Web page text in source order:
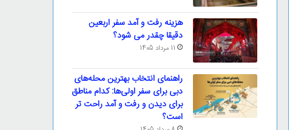
هزینه رفت و آمد سفر اربعین
دقیقا چقدر می شود؟
11 مرداد 1405
راهنمای انتخاب بهترین محله‌های
دبی برای سفر اولی‌ها: کدام مناطق
برای دیدن و رفت و آمد راحت تر
است؟